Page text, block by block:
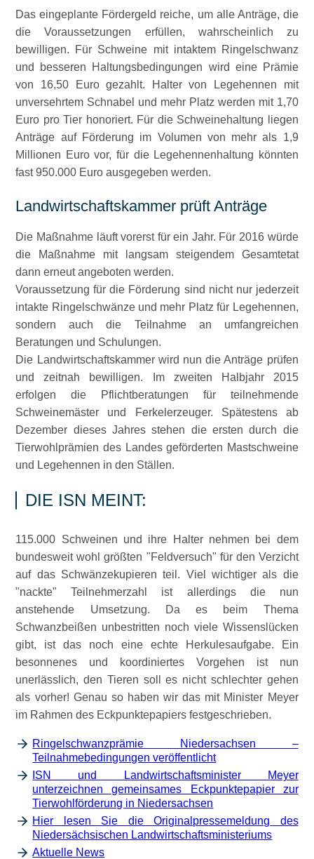
Das eingeplante Fördergeld reiche, um alle Anträge, die
die Voraussetzungen erfüllen, wahrscheinlich zu
bewilligen. Für Schweine mit intaktem Ringelschwanz
und besseren Haltungsbedingungen wird eine Prämie
von 16,50 Euro gezahlt. Halter von Legehennen mit
unversehrtem Schnabel und mehr Platz werden mit 1,70
Euro pro Tier honoriert. Für die Schweinehaltung liegen
Anträge auf Förderung im Volumen von mehr als 1,9
Millionen Euro vor, für die Legehennenhaltung könnten
fast 950.000 Euro ausgegeben werden.
Landwirtschaftskammer prüft Anträge
Die Maßnahme läuft vorerst für ein Jahr. Für 2016 würde
die Maßnahme mit langsam steigendem Gesamtetat
dann erneut angeboten werden.
Voraussetzung für die Förderung sind nicht nur jederzeit
intakte Ringelschwänze und mehr Platz für Legehennen,
sondern auch die Teilnahme an umfangreichen
Beratungen und Schulungen.
Die Landwirtschaftskammer wird nun die Anträge prüfen
und zeitnah bewilligen. Im zweiten Halbjahr 2015
erfolgen die Pflichtberatungen für teilnehmende
Schweinemäster und Ferkelerzeuger. Spätestens ab
Dezember dieses Jahres stehen die ersten durch die
Tierwohlprämien des Landes geförderten Mastschweine
und Legehennen in den Ställen.
DIE ISN MEINT:
115.000 Schweinen und ihre Halter nehmen bei dem
bundesweit wohl größten
Feldversuch
für den Verzicht
auf das Schwänzekupieren teil. Viel wichtiger als die
nackte
Teilnehmerzahl ist allerdings die nun
anstehende Umsetzung. Da es beim Thema
Schwanzbeißen unbestritten noch viele Wissenslücken
gibt, ist das noch eine echte Herkulesaufgabe. Ein
besonnenes und koordiniertes Vorgehen ist nun
unerlässlich, den Tieren soll es nicht schlechter gehen
als vorher! Genau so haben wir das mit Minister Meyer
im Rahmen des Eckpunktepapiers festgeschrieben.
Ringelschwanzprämie Niedersachsen –
Teilnahmebedingungen veröffentlicht
ISN und Landwirtschaftsminister Meyer
unterzeichnen gemeinsames Eckpunktepapier zur
Tierwohlförderung in Niedersachsen
Hier lesen Sie die Originalpressemeldung des
Niedersächsischen Landwirtschaftsministeriums
Aktuelle News